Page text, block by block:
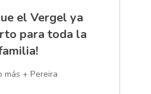
el Vergel ya
para toda la
más + Pereira